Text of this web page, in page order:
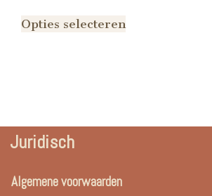
Opties selecteren
Juridisch
Algemene voorwaarden